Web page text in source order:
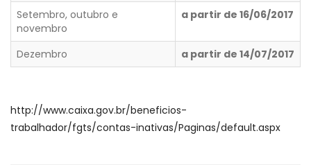
Setembro, outubro e
novembro
a partir de 16/06/2017
Dezembro a partir de 14​/07/2017
http://www.caixa.gov.br/beneficios-
trabalhador/fgts/contas-inativas/Paginas/default.aspx